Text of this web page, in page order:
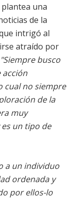
una
de la
intrigó al
atraído por
"Siempre busco
acción
cual no siempre
de la
muy
un tipo de
a un individuo
ordenada y
por ellos-lo